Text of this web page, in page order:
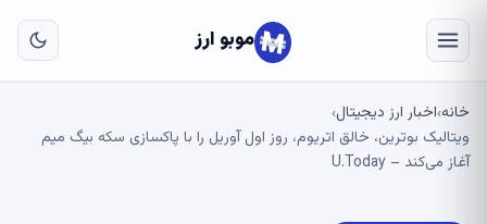
موبو ارز
خانه›اخبار ارز دیجیتال›
ویتالیک بوترین، خالق اتریوم، روز اول آوریل را با پاکسازی سکه بیگ میم
آغاز می‌کند – U.Today